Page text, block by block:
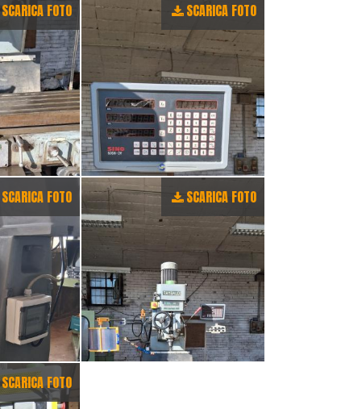
SCARICA FOTO SCARICA FOTO
SCARICA FOTO SCARICA FOTO
SCARICA FOTO